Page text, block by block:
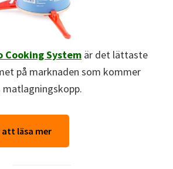
Cooking System är det lättaste
på marknaden som kommer
matlagningskopp.
läsa mer